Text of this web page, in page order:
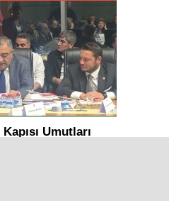
Kapısı Umutları